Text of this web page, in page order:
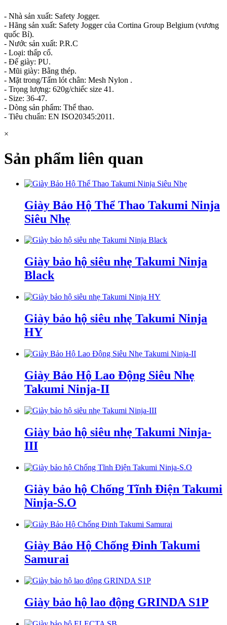
- Nhà sản xuất: Safety Jogger.
- Hãng sản xuất: Safety Jogger của Cortina Group Belgium (vương
quốc Bỉ).
- Nước sản xuất: P.R.C
- Loại: thấp cổ.
- Đế giày: PU.
- Mũi giày: Bằng thép.
- Mặt trong/Tấm lót chân: Mesh Nylon .
- Trọng lượng: 620g/chiếc size 41.
- Size: 36-47.
- Dòng sản phẩm: Thể thao.
- Tiêu chuẩn: EN ISO20345:2011.
×
Sản phẩm liên quan
Giày Bảo Hộ Thể Thao Takumi Ninja
Siêu Nhẹ
Giày bảo hộ siêu nhẹ Takumi Ninja
Black
Giày bảo hộ siêu nhẹ Takumi Ninja
HY
Giày Bảo Hộ Lao Động Siêu Nhẹ
Takumi Ninja-II
Giày bảo hộ siêu nhẹ Takumi Ninja-
III
Giày bảo hộ Chống Tĩnh Điện Takumi
Ninja-S.O
Giày Bảo Hộ Chống Đinh Takumi
Samurai
Giày bảo hộ lao động GRINDA S1P